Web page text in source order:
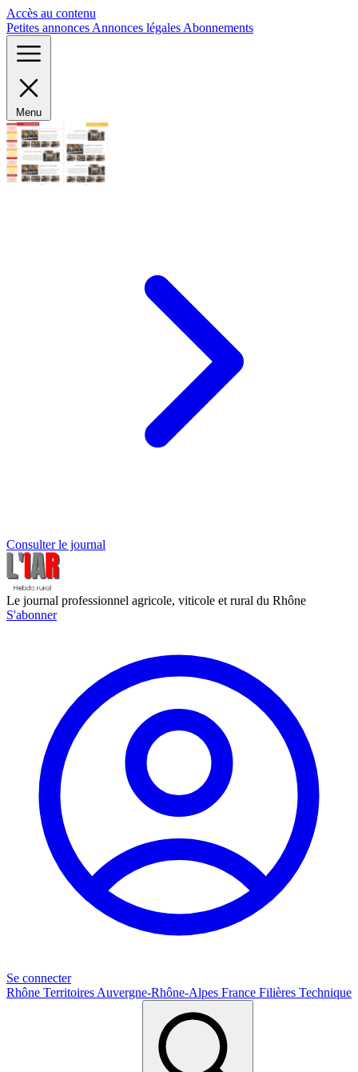
Accès au contenu
Petites annonces Annonces légales Abonnements
Menu
Consulter le journal
Le journal professionnel agricole, viticole et rural du Rhône
S'abonner
Se connecter
Rhône Territoires Auvergne-Rhône-Alpes France Filières Technique
Panneau de gestion des cookies